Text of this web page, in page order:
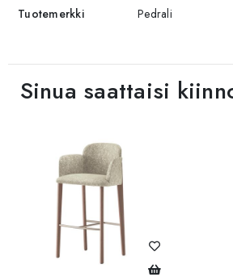
Tuotemerkki Pedrali
Sinua saattaisi